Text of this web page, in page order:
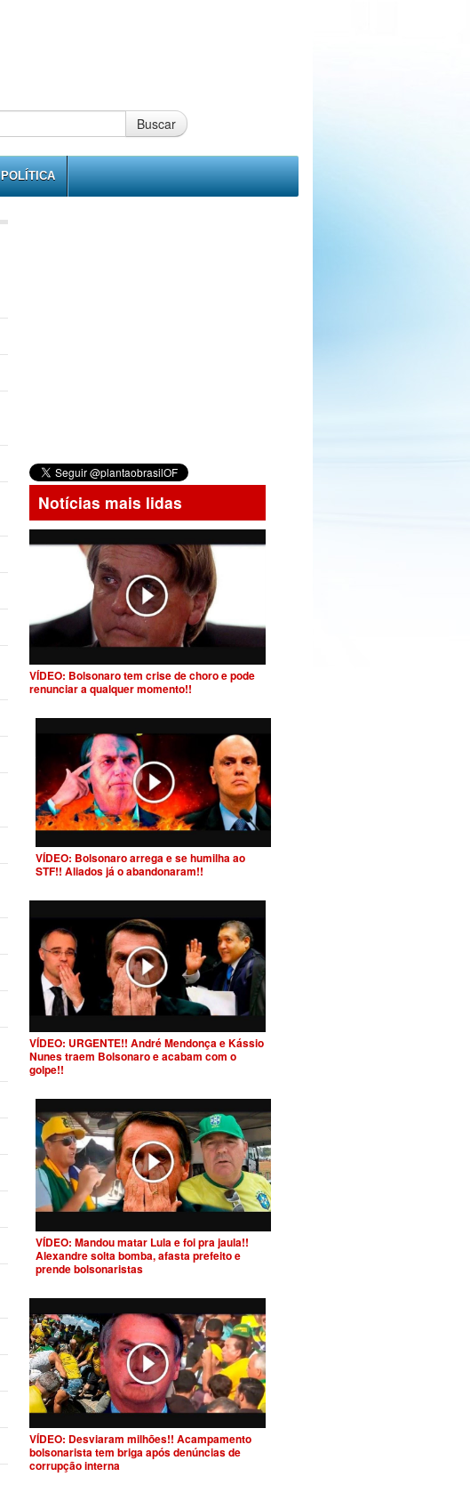
Buscar
POLÍTICA
Notícias mais lidas
VÍDEO: Bolsonaro tem crise de choro e pode
renunciar a qualquer momento!!
VÍDEO: Bolsonaro arrega e se humilha ao
STF!! Aliados já o abandonaram!!
VÍDEO: URGENTE!! André Mendonça e Kássio
Nunes traem Bolsonaro e acabam com o
golpe!!
VÍDEO: Mandou matar Lula e foi pra jaula!!
Alexandre solta bomba, afasta prefeito e
prende bolsonaristas
VÍDEO: Desviaram milhões!! Acampamento
bolsonarista tem briga após denúncias de
corrupção interna